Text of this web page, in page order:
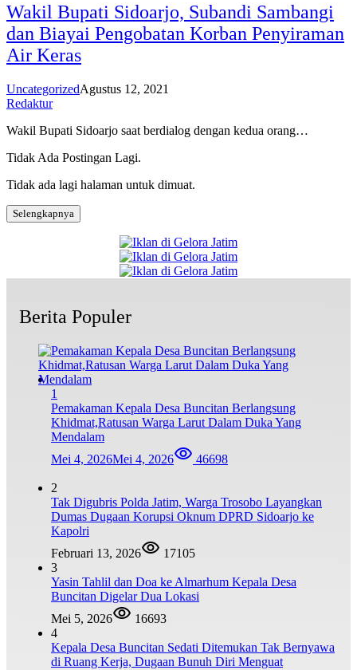
Wakil Bupati Sidoarjo, Subandi Sambangi
dan Biayai Pengobatan Korban Penyiraman
Air Keras
UncategorizedAgustus 12, 2021
Redaktur
Wakil Bupati Sidoarjo saat berdialog dengan kedua orang…
Tidak Ada Postingan Lagi.
Tidak ada lagi halaman untuk dimuat.
Selengkapnya
Berita Populer
1
Pemakaman Kepala Desa Buncitan Berlangsung
Khidmat,Ratusan Warga Larut Dalam Duka Yang
Mendalam
Mei 4, 2026Mei 4, 2026 46698
2
Tak Digubris Polda Jatim, Warga Trosobo Layangkan
Dumas Dugaan Korupsi Oknum DPRD Sidoarjo ke
Kapolri
Februari 13, 2026
17105
3
Yasin Tahlil dan Doa ke Almarhum Kepala Desa
Buncitan Digelar Dua Lokasi
Mei 5, 2026
16693
4
Kepala Desa Buncitan Sedati Ditemukan Tak Bernyawa
di Ruang Kerja, Dugaan Bunuh Diri Menguat